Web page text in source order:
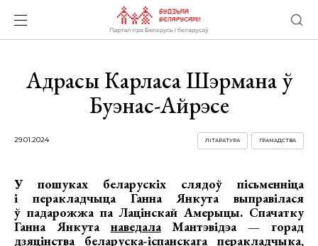
Адрасы Карласа Шэрмана ў
Буэнас-Айрэсе
29.01.2024 ГРАМАДСТВА
ЛІТАРАТУРА
У пошуках беларускіх слядоў пісьменніца
і перакладчыца Ганна Янкута выправілася
ў падарожжа па Лацінскай Амерыцы. Спачатку
Ганна Янкута наведалаМантэвідэа — горад
дзяцінства беларуска-іспанскага перакладчыка,